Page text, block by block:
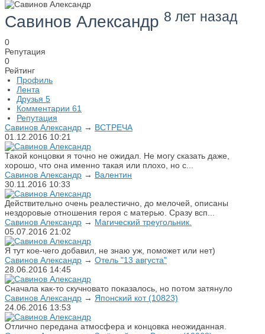
Савинов Александр 8 лет назад
0
Репутация
0
Рейтинг
Профиль
Лента
Друзья 5
Комментарии 61
Репутация
Савинов Александр → ВСТРЕЧА
01.12.2016 10:21
Такой концовки я точно не ожидал. Не могу сказать даже,
хорошо, что она именно такая или плохо, но с...
Савинов Александр → Валентин
30.11.2016 10:33
Действительно очень реалестично, до мелочей, описаны
нездоровые отношения героя с матерью. Сразу всп...
Савинов Александр → Магический треугольник.
05.07.2016 21:02
Я тут кое-чего добавил, не знаю уж, поможет или нет)
Савинов Александр → Отель "13 августа"
28.06.2016 14:45
Сначала как-то скучновато показалось, но потом затянуло
Савинов Александр → Японский кот (10823)
24.06.2016 13:53
Отлично передана атмосфера и концовка неожиданная.